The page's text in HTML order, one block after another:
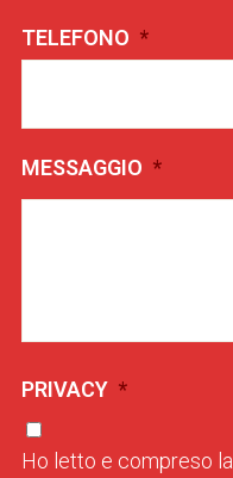
TELEFONO *
MESSAGGIO *
PRIVACY *
Ho letto e compreso la